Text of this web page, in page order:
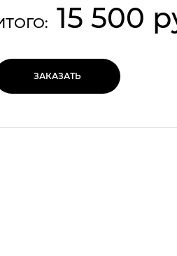
15 500
ЗАКАЗАТЬ